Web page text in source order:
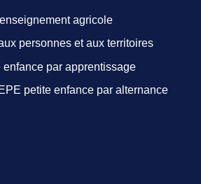
agricole
personnes et aux territoires
enfance par apprentissage
petite enfance par alternance